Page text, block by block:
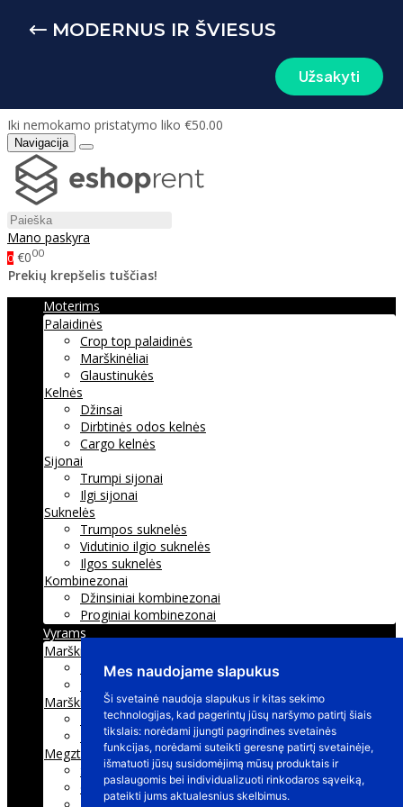
Mes naudojame slapukus
Ši svetainė naudoja slapukus ir kitas sekimo
technologijas, kad pagerintų jūsų naršymo patirtį šiais
tikslais: norėdami įjungti pagrindines svetainės
funkcijas, norėdami suteikti geresnę patirtį svetainėje,
išmatuoti jūsų susidomėjimą mūsų produktais ir
paslaugomis bei individualizuoti rinkodaros sąveiką,
pateikti jums aktualesnius skelbimus.
MODERNUS IR ŠVIESUS
Užsakyti